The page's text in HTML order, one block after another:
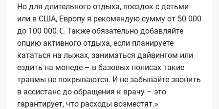
Но для длительного отдыха, поездок с детьми
или в США, Европу я рекомендую сумму от 50 000
до 100 000 €. Также обязательно добавляйте
опцию активного отдыха, если планируете
кататься на лыжах, заниматься дайвингом или
ездить на мопеде – в базовых полисах такие
травмы не покрываются. И не забывайте звонить
в ассистанс до обращения к врачу – это
гарантирует, что расходы возместят.»